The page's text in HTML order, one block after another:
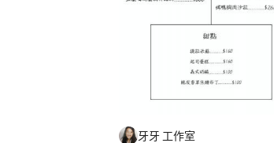
牙牙 工作室